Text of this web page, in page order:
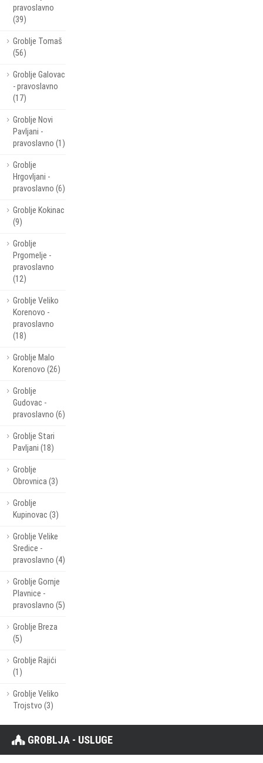
pravoslavno
(39)
Groblje Tomaš
(56)
Groblje Galovac
- pravoslavno
(17)
Groblje Novi
Pavljani -
pravoslavno (1)
Groblje
Hrgovljani -
pravoslavno (6)
Groblje Kokinac
(9)
Groblje
Prgomelje -
pravoslavno
(12)
Groblje Veliko
Korenovo -
pravoslavno
(18)
Groblje Malo
Korenovo (26)
Groblje
Gudovac -
pravoslavno (6)
Groblje Stari
Pavljani (18)
Groblje
Obrovnica (3)
Groblje
Kupinovac (3)
Groblje Velike
Sredice -
pravoslavno (4)
Groblje Gornje
Plavnice -
pravoslavno (5)
Groblje Breza
(5)
Groblje Rajići
(1)
Groblje Veliko
Trojstvo (3)
GROBLJA - USLUGE